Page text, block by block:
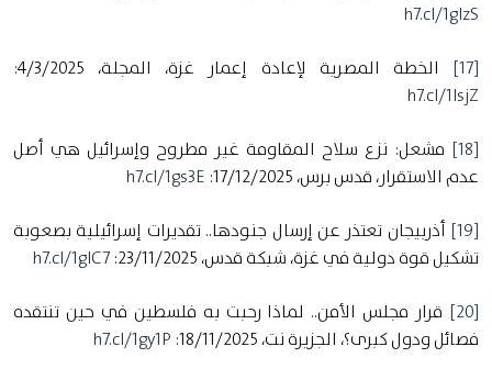
h7.cl/1glzS
[17] الخطة المصرية لإعادة إعمار غزة، المجلة، 4/3/2025:
h7.cl/1lsjZ
[18] مشعل: نزع سلاح المقاومة غير مطروح وإسرائيل هي أصل
عدم الاستقرار، قدس برس، 17/12/2025:
h7.cl/1gs3E
[19] أذربيجان تعتذر عن إرسال جنودها.. تقديرات إسرائيلية بصعوبة
تشكيل قوة دولية في غزة، شبكة قدس، 23/11/2025:
h7.cl/1glC7
[20] قرار مجلس الأمن.. لماذا رحبت به فلسطين في حين تنتقده
فصائل ودول كبرى؟، الجزيرة نت، 18/11/2025:
h7.cl/1gy1P